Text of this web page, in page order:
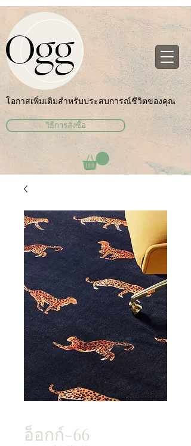
โอกาสเพิ่มเติมสำหรับประสบการณ์ชีวิตของคุณ
วิธีการสั่งซื้อ
อ็อกก์-66